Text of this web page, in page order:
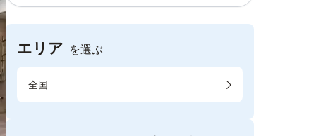
エリア を選ぶ
全国